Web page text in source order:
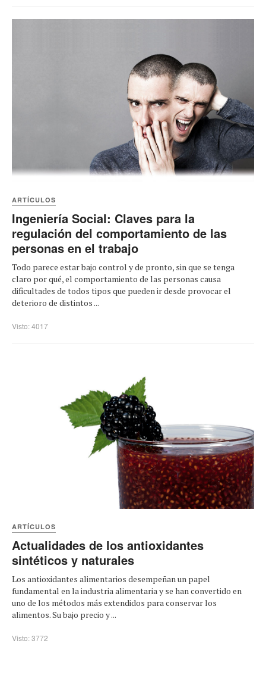
ARTÍCULOS
Ingeniería Social: Claves para la
regulación del comportamiento de las
personas en el trabajo
Todo parece estar bajo control y de pronto, sin que se tenga
claro por qué, el comportamiento de las personas causa
dificultades de todos tipos que pueden ir desde provocar el
deterioro de distintos ...
Visto: 4017
ARTÍCULOS
Actualidades de los antioxidantes
sintéticos y naturales
Los antioxidantes alimentarios desempeñan un papel
fundamental en la industria alimentaria y se han convertido en
uno de los métodos más extendidos para conservar los
alimentos. Su bajo precio y ...
Visto: 3772